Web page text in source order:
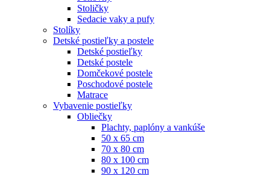
Stoličky
Sedacie vaky a pufy
Stolíky
Detské postieľky a postele
Detské postieľky
Detské postele
Domčekové postele
Poschodové postele
Matrace
Vybavenie postieľky
Obliečky
Plachty, paplóny a vankúše
50 x 65 cm
70 x 80 cm
80 x 100 cm
90 x 120 cm